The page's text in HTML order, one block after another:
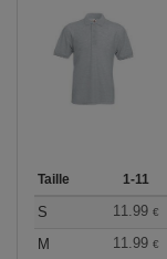
Taille 1-11
S 11.99 €
M
11.99 €